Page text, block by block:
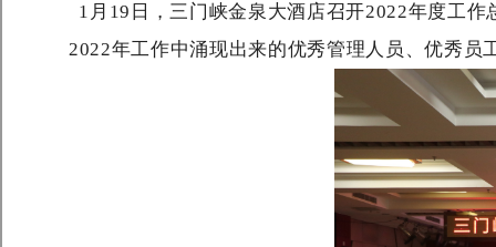
1月19日，三门峡金泉大酒店召开2022年度工
2022年工作中涌现出来的优秀管理人员、优秀